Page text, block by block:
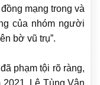
mạng trong và
của nhóm người
bờ vũ trụ”.
phạm tội rõ ràng,
Lê Tùng Vân